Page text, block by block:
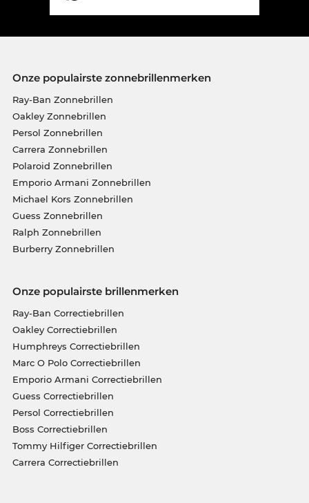
Onze populairste zonnebrillenmerken
Ray-Ban Zonnebrillen
Oakley Zonnebrillen
Persol Zonnebrillen
Carrera Zonnebrillen
Polaroid Zonnebrillen
Emporio Armani Zonnebrillen
Michael Kors Zonnebrillen
Guess Zonnebrillen
Ralph Zonnebrillen
Burberry Zonnebrillen
Onze populairste brillenmerken
Ray-Ban Correctiebrillen
Oakley Correctiebrillen
Humphreys Correctiebrillen
Marc O Polo Correctiebrillen
Emporio Armani Correctiebrillen
Guess Correctiebrillen
Persol Correctiebrillen
Boss Correctiebrillen
Tommy Hilfiger Correctiebrillen
Carrera Correctiebrillen